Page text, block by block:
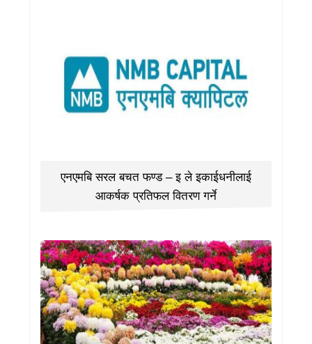
एनएमबि सरल बचत फण्ड – इ ले इकाईधनीलाई
आकर्षक प्रतिफल वितरण गर्ने